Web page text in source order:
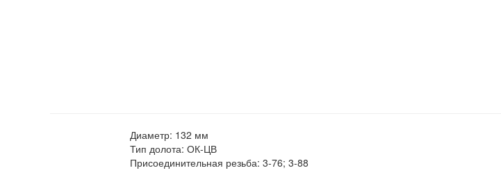
Диаметр: 132 мм
Тип долота: ОК-ЦВ
Присоединительная резьба: 3-76; 3-88